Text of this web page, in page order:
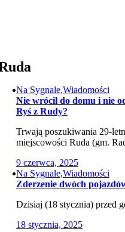
Na Sygnale,Wiadomości
Nie wrócił do domu i nie
Ryś z Rudy?
Trwają poszukiwania 29-
miejscowości Ruda (gm.
9 czerwca, 2025
Na Sygnale,Wiadomości
Zderzenie dwóch
Dzisiaj (18 stycznia) przed
18 stycznia, 2025